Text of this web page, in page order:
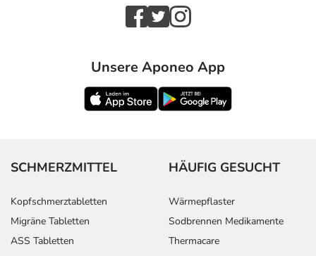
Unsere Aponeo App
SCHMERZMITTEL
Kopfschmerztabletten
Migräne Tabletten
ASS Tabletten
HÄUFIG GESUCHT
Wärmepflaster
Sodbrennen Medikamente
Thermacare